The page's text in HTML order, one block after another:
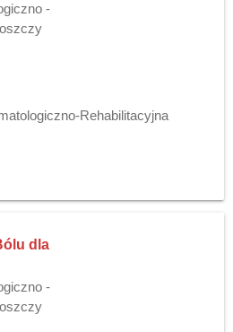
-
Rehabilitacyjna
dla
-